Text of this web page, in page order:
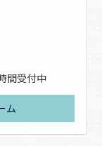
間受付中
ム